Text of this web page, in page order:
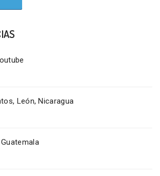
León, Nicaragua